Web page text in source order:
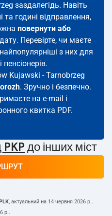
заздалегідь. Навіть
та годині відправлення,
повернути або
Перевірте, чи маєте
з них для
пенсіонерів.
Kujawski - Tarnobrzeg
. Зручно і безпечно.
на e-mail і
квитка PDF.
PKP до інших міст
, актуальний на 14 червня 2026 р..
р..